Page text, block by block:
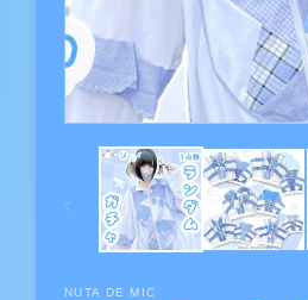
NUTA DE MIC